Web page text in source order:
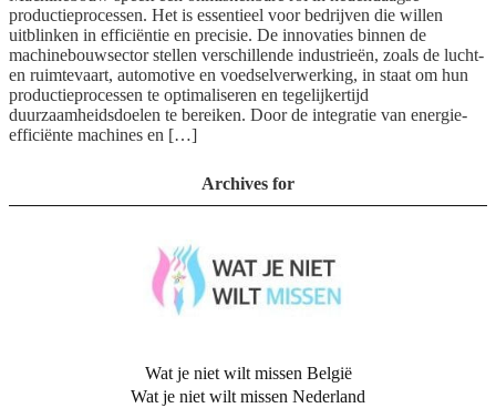
productieprocessen. Het is essentieel voor bedrijven die willen
uitblinken in efficiëntie en precisie. De innovaties binnen de
machinebouwsector stellen verschillende industrieën, zoals de lucht-
en ruimtevaart, automotive en voedselverwerking, in staat om hun
productieprocessen te optimaliseren en tegelijkertijd
duurzaamheidsdoelen te bereiken. Door de integratie van energie-
efficiënte machines en […]
Archives for
Wat je niet wilt missen België
Wat je niet wilt missen Nederland